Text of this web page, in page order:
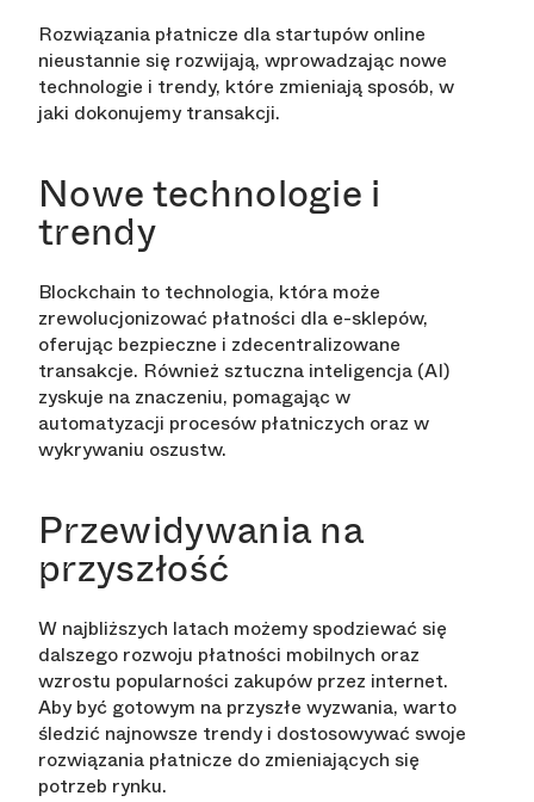
Rozwiązania płatnicze dla startupów online
nieustannie się rozwijają, wprowadzając nowe
technologie i trendy, które zmieniają sposób, w
jaki dokonujemy transakcji.
Nowe technologie i
trendy
Blockchain to technologia, która może
zrewolucjonizować płatności dla e-sklepów,
oferując bezpieczne i zdecentralizowane
transakcje. Również sztuczna inteligencja (AI)
zyskuje na znaczeniu, pomagając w
automatyzacji procesów płatniczych oraz w
wykrywaniu oszustw.
Przewidywania na
przyszłość
W najbliższych latach możemy spodziewać się
dalszego rozwoju płatności mobilnych oraz
wzrostu popularności zakupów przez internet.
Aby być gotowym na przyszłe wyzwania, warto
śledzić najnowsze trendy i dostosowywać swoje
rozwiązania płatnicze do zmieniających się
potrzeb rynku.